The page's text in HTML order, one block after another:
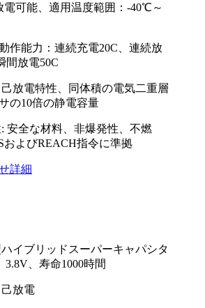
可能、適用温度範囲：-40℃～
作能力：連続充電20C、連続放
間放電50C
放電特性、同体積の電気二重層
の10倍の静電容量
安全な材料、非爆発性、不燃
およびREACH指令に準拠
詳細
イブリッドスーパーキャパシタ
3.8V、寿命1000時間
放電